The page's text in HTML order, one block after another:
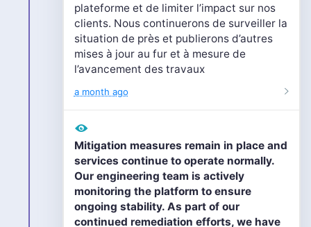
plateforme et de limiter l’impact sur nos
clients. Nous continuerons de surveiller la
situation de près et publierons d’autres
mises à jour au fur et à mesure de
l’avancement des travaux
a month ago
Mitigation measures remain in place and
services continue to operate normally.
Our engineering team is actively
monitoring the platform to ensure
ongoing stability. As part of our
continued remediation efforts, we have